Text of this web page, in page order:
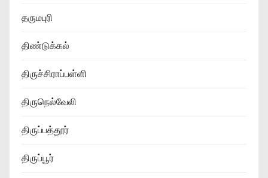
தருமபுரி
திண்டுக்கல்
திருச்சிராப்பள்ளி
திருநெல்வேலி
திருப்பத்தூர்
திருப்பூர்